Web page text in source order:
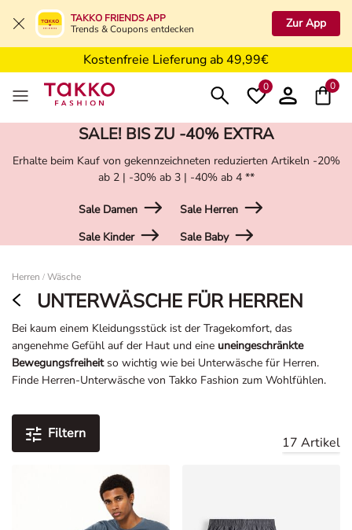
TAKKO FRIENDS APP
Trends & Coupons entdecken
Zur App
Kostenfreie Retoure in der Filiale
Kostenfreie Lieferung ab 49,99€
5€ Gutschein nach Registrierung*
0 0
SALE! BIS ZU -40% EXTRA
Erhalte beim Kauf von gekennzeichneten reduzierten Artikeln -20%
ab 2 | -30% ab 3 | -40% ab 4 **
Sale Damen
Sale Herren
Sale Kinder
Sale Baby
Herren / Wäsche
UNTERWÄSCHE FÜR HERREN
Bei kaum einem Kleidungsstück ist der Tragekomfort, das
angenehme Gefühl auf der Haut und eine uneingeschränkte
Bewegungsfreiheitso wichtig wie bei Unterwäsche für Herren.
Finde Herren-Unterwäsche von Takko Fashion zum Wohlfühlen.
Filtern
17 Artikel